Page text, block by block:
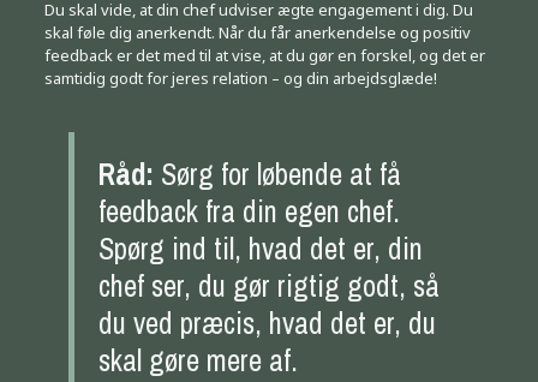
Du skal vide, at din chef udviser ægte engagement i dig. Du
skal føle dig anerkendt. Når du får anerkendelse og positiv
feedback er det med til at vise, at du gør en forskel, og det er
samtidig godt for jeres relation – og din arbejdsglæde!
Råd: Sørg for løbende at få
feedback fra din egen chef.
Spørg ind til, hvad det er, din
chef ser, du gør rigtig godt, så
du ved præcis, hvad det er, du
skal gøre mere af.